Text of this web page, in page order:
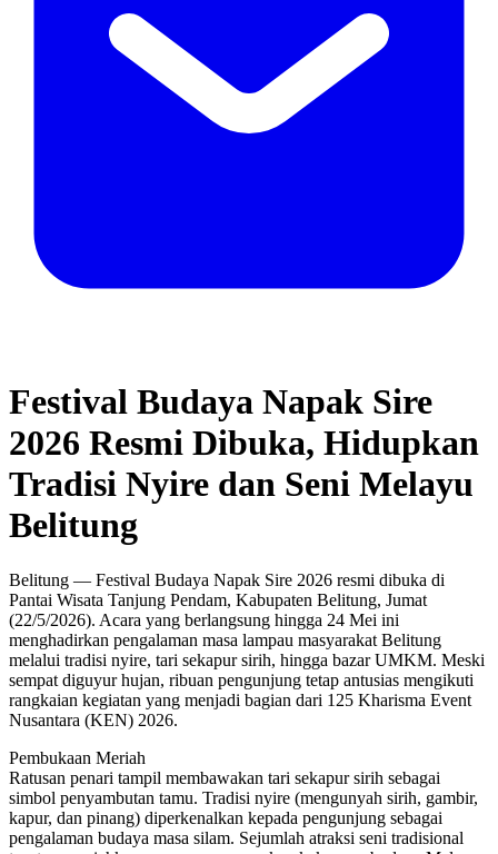
Festival Budaya Napak Sire
2026 Resmi Dibuka, Hidupkan
Tradisi Nyire dan Seni Melayu
Belitung
Belitung — Festival Budaya Napak Sire 2026 resmi dibuka di
Pantai Wisata Tanjung Pendam, Kabupaten Belitung, Jumat
(22/5/2026). Acara yang berlangsung hingga 24 Mei ini
menghadirkan pengalaman masa lampau masyarakat Belitung
melalui tradisi nyire, tari sekapur sirih, hingga bazar UMKM. Meski
sempat diguyur hujan, ribuan pengunjung tetap antusias mengikuti
rangkaian kegiatan yang menjadi bagian dari 125 Kharisma Event
Nusantara (KEN) 2026.
Pembukaan Meriah
Ratusan penari tampil membawakan tari sekapur sirih sebagai
simbol penyambutan tamu. Tradisi nyire (mengunyah sirih, gambir,
kapur, dan pinang) diperkenalkan kepada pengunjung sebagai
pengalaman budaya masa silam. Sejumlah atraksi seni tradisional